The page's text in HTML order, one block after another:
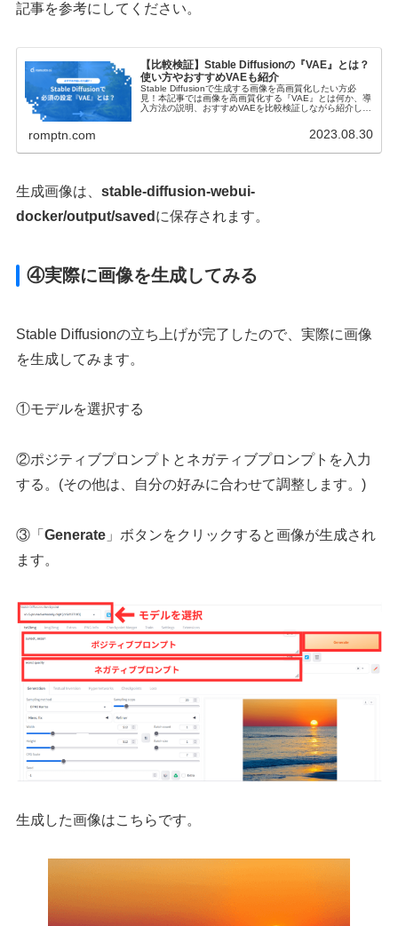
記事を参考にしてください。
【比較検証】Stable Diffusionの『VAE』とは？
使い方やおすすめVAEも紹介
Stable Diffusionで生成する画像を高画質化したい方必
見！本記事では画像を高画質化する『VAE』とは何か、導
入方法の説明、おすすめVAEを比較検証しながら紹介しま
romptn.com 2023.08.30
生成画像は、stable-diffusion-webui-
docker/output/saved に保存されます。
④実際に画像を生成してみる
Stable Diffusionの立ち上げが完了したので、実際に画像
を生成してみます。
①モデルを選択する
②ポジティブプロンプトとネガティブプロンプトを入力
する。(その他は、自分の好みに合わせて調整します。)
③「Generate 」ボタンをクリックすると画像が生成され
ます。
生成した画像はこちらです。